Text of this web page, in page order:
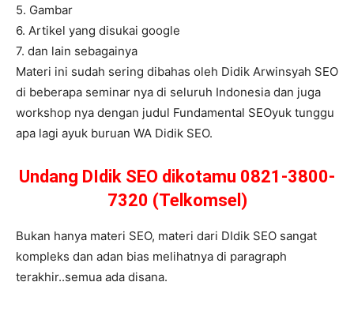
5. Gambar
6. Artikel yang disukai google
7. dan lain sebagainya
Materi ini sudah sering dibahas oleh Didik Arwinsyah SEO
di beberapa seminar nya di seluruh Indonesia dan juga
workshop nya dengan judul Fundamental SEOyuk tunggu
apa lagi ayuk buruan WA Didik SEO.
Undang DIdik SEO dikotamu 0821-3800-
7320 (Telkomsel)
Bukan hanya materi SEO, materi dari DIdik SEO sangat
kompleks dan adan bias melihatnya di paragraph
terakhir..semua ada disana.